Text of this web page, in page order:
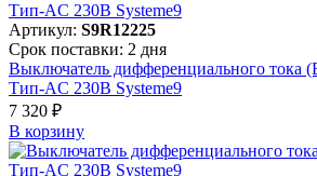
Артикул: S9R12225
Срок поставки: 2 дня
Выключатель дифференциального тока
Тип-AC 230В Systeme9
7 320 ₽
В корзинy